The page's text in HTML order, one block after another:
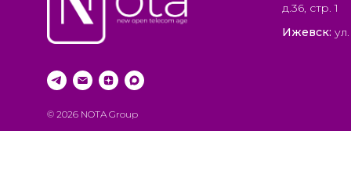
© 2026 NOTA Group
д.36, стр. 1
Ижевск: